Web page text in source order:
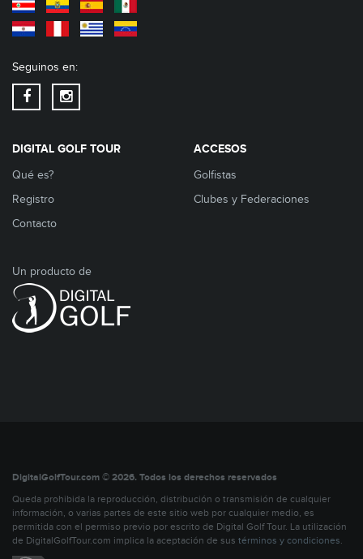
Seguinos en:
DIGITAL GOLF TOUR
Qué es?
Registro
Contacto
ACCESOS
Golfistas
Clubes y Federaciones
Un producto de
DigitalGolfTour.com © 2026. Todos los derechos reservados
Queda prohibida la reproducción, distribución o transmisión de cualquier
información, o varias partes de este sitio web por cualquier medio, es
permitida con el permiso previo por escrito de Digital Golf Tour. La utilización
de DigitalGolfTour.com implica la aceptación de sus términos y condiciones.